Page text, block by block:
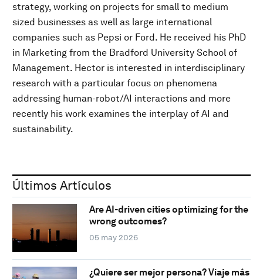
strategy, working on projects for small to medium
sized businesses as well as large international
companies such as Pepsi or Ford. He received his PhD
in Marketing from the Bradford University School of
Management. Hector is interested in interdisciplinary
research with a particular focus on phenomena
addressing human-robot/AI interactions and more
recently his work examines the interplay of AI and
sustainability.
Últimos Artículos
Are AI-driven cities optimizing for the
wrong outcomes?
05 may 2026
¿Quiere ser mejor persona? Viaje más